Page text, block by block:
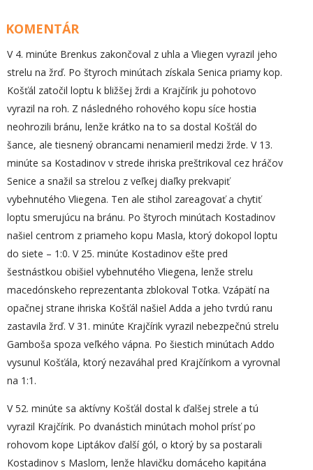
KOMENTÁR
V 4. minúte Brenkus zakončoval z uhla a Vliegen vyrazil jeho
strelu na žrď. Po štyroch minútach získala Senica priamy kop.
Košťál zatočil loptu k bližšej žrdi a Krajčírik ju pohotovo
vyrazil na roh. Z následného rohového kopu síce hostia
neohrozili bránu, lenže krátko na to sa dostal Košťál do
šance, ale tiesnený obrancami nenamieril medzi žrde. V 13.
minúte sa Kostadinov v strede ihriska preštrikoval cez hráčov
Senice a snažil sa strelou z veľkej diaľky prekvapiť
vybehnutého Vliegena. Ten ale stihol zareagovať a chytiť
loptu smerujúcu na bránu. Po štyroch minútach Kostadinov
našiel centrom z priameho kopu Masla, ktorý dokopol loptu
do siete – 1:0. V 25. minúte Kostadinov ešte pred
šestnástkou obišiel vybehnutého Vliegena, lenže strelu
macedónskeho reprezentanta zblokoval Totka. Vzápätí na
opačnej strane ihriska Košťál našiel Adda a jeho tvrdú ranu
zastavila žrď. V 31. minúte Krajčírik vyrazil nebezpečnú strelu
Gamboša spoza veľkého vápna. Po šiestich minútach Addo
vysunul Košťála, ktorý nezaváhal pred Krajčírikom a vyrovnal
na 1:1.
V 52. minúte sa aktívny Košťál dostal k ďalšej strele a tú
vyrazil Krajčírik. Po dvanástich minútach mohol prísť po
rohovom kope Liptákov ďalší gól, o ktorý by sa postarali
Kostadinov s Maslom, lenže hlavičku domáceho kapitána